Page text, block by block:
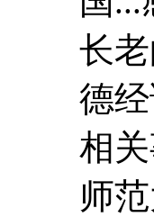
长
德经
相
师